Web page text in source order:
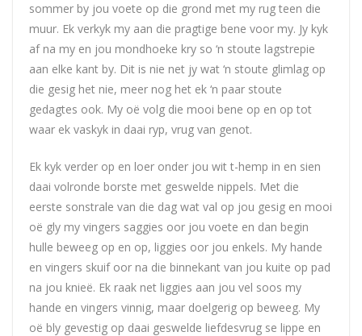
sommer by jou voete op die grond met my rug teen die
muur. Ek verkyk my aan die pragtige bene voor my. Jy kyk
af na my en jou mondhoeke kry so ‘n stoute lagstrepie
aan elke kant by. Dit is nie net jy wat ‘n stoute glimlag op
die gesig het nie, meer nog het ek ‘n paar stoute
gedagtes ook. My oë volg die mooi bene op en op tot
waar ek vaskyk in daai ryp, vrug van genot.
Ek kyk verder op en loer onder jou wit t-hemp in en sien
daai volronde borste met geswelde nippels. Met die
eerste sonstrale van die dag wat val op jou gesig en mooi
oë gly my vingers saggies oor jou voete en dan begin
hulle beweeg op en op, liggies oor jou enkels. My hande
en vingers skuif oor na die binnekant van jou kuite op pad
na jou knieë. Ek raak net liggies aan jou vel soos my
hande en vingers vinnig, maar doelgerig op beweeg. My
oë bly gevestig op daai geswelde liefdesvrug se lippe en